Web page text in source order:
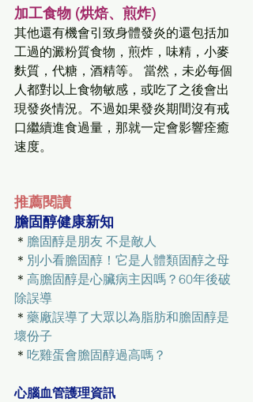
加工食物 (烘焙、煎炸)
其他還有機會引致身體發炎的還包括加
工過的澱粉質食物，煎炸，味精，小麥
麩質，代糖，酒精等。 當然，未必每個
人都對以上食物敏感，或吃了之後會出
現發炎情況。不過如果發炎期間沒有戒
口繼續進食過量，那就一定會影響痊癒
速度。
推薦閱讀
膽固醇健康新知
＊ 膽固醇是朋友 不是敵人
＊ 別小看膽固醇！它是人體類固醇之母
＊ 高膽固醇是心臟病主因嗎？60年後破
除誤導
＊ 藥廠誤導了大眾以為脂肪和膽固醇是
壞份子
＊ 吃雞蛋會膽固醇過高嗎？
心腦血管護理資訊